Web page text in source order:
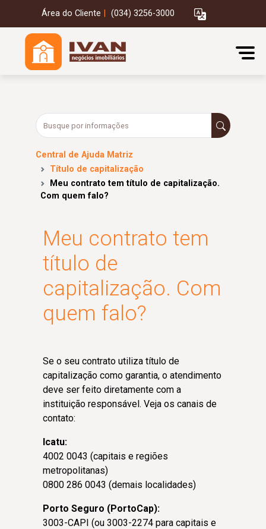
Área do Cliente (034) 3256-3000
Central de Ajuda Matriz
Título de capitalização
Meu contrato tem título de capitalização.
Com quem falo?
Meu contrato tem
título de
capitalização. Com
quem falo?
Se o seu contrato utiliza título de
capitalização como garantia, o atendimento
deve ser feito diretamente com a
instituição responsável. Veja os canais de
contato:
Icatu:
4002 0043 (capitais e regiões
metropolitanas)
0800 286 0043 (demais localidades)
Porto Seguro (PortoCap):
3003-CAPI (ou 3003-2274 para capitais e